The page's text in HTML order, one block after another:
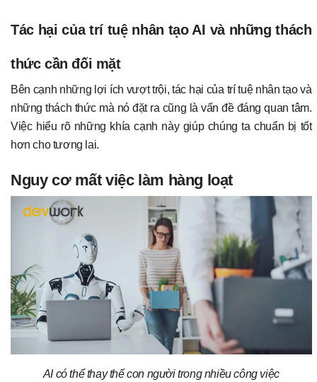
Tác hại của trí tuệ nhân tạo AI và những thách
thức cần đối mặt
Bên cạnh những lợi ích vượt trội, tác hại của trí tuệ nhân tạo và
những thách thức mà nó đặt ra cũng là vấn đề đáng quan tâm.
Việc hiểu rõ những khía cạnh này giúp chúng ta chuẩn bị tốt
hơn cho tương lai.
Nguy cơ mất việc làm hàng loạt
AI có thể thay thế con người trong nhiều công việc